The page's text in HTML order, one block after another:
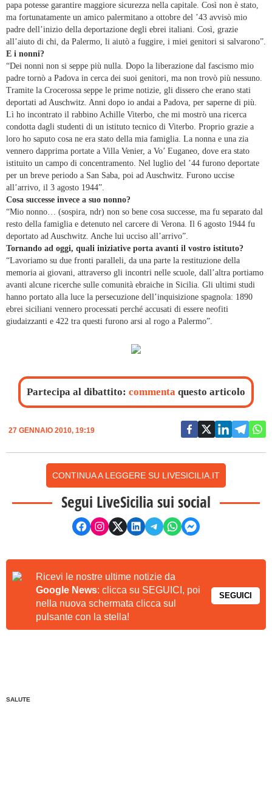
papa potesse garantire maggiore sicurezza nella capitale. Così non è stato,
ma fortunatamente un amico palermitano a ottobre del ’43 avvisò mio
padre dell’inizio della deportazione degli ebrei italiani. Così, grazie
all’aiuto di chi, da Palermo, li aiutò a fuggire, i miei genitori si salvarono”.
E i nonni?
“Dei nonni non si seppe più nulla. Dopo la liberazione dal fascismo mio
padre tornò a Padova in cerca dei suoi genitori, ma non trovò più nessuno.
Tramite la Crocerossa seppe le prime notizie, gli dissero che erano stati
deportati ad Auschwitz. Anni dopo io andai a Padova, per saperne di più.
Lì ho incontrato il rabbino Achille Viterbo, che mi mostrò una ricerca
condotta dagli studenti di un istituto tecnico di Viterbo. Proprio grazie a
loro ho saputo cosa ne era stato della mia famiglia. La nonna e una zia
vennero dapprima portate a Villa Venier, a Vo’ Euganeo, dove era stato
istituito un campo di concentramento. Nel luglio del ’44 furono deportate
per un breve periodo a San Saba, poi ad Auschwitz. Furono uccise
all’arrivo, il 3 agosto 1944”.
Cosa successe invece a suo nonno?
“Mio nonno… (sospira, ndr) non so bene cosa successe, ma fu separato dal
resto della famiglia e detenuto nel carcere di Verona. Il 6 agosto 1944 fu
deportato ad Auschwitz. Anche lui ucciso all’arrivo”.
Tornando ad oggi, quali iniziative porta avanti il vostro istituto?
“Lavoriamo su due fronti paralleli, da una parte la restituzione della
memoria ai giovani, attraverso gli incontri nelle scuole, dall’altra portiamo
avanti alcune ricerche sulle comunità ebraiche in Sicilia. Gli ultimi studi
hanno portato alla luce la persecuzione dell’inquisizione spagnola: 1890
ebrei siciliani vennero processati perché accusati di essere neofiti
giudaizzanti e 422 tra questi furono arsi al rogo a Palermo”.
Partecipa al dibattito: commenta questo articolo
27 GENNAIO 2010, 19:19
CONTINUA A LEGGERE SU LIVESICILIA.IT
Segui LiveSicilia sui social
Ricevi le nostre ultime notizie da
Google News: clicca su SEGUICI, poi
nella nuova schermata clicca sul
pulsante con la stella!
SEGUICI
SALUTE